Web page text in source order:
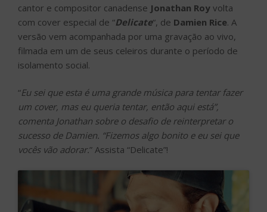
cantor e compositor canadense Jonathan Roy volta
com cover especial de “Delicate“, de Damien Rice. A
versão vem acompanhada por uma gravação ao vivo,
filmada em um de seus celeiros durante o período de
isolamento social.
“Eu sei que esta é uma grande música para tentar fazer
um cover, mas eu queria tentar, então aqui está”,
comenta Jonathan sobre o desafio de reinterpretar o
sucesso de Damien. “Fizemos algo bonito e eu sei que
vocês vão adorar.” Assista “Delicate”!